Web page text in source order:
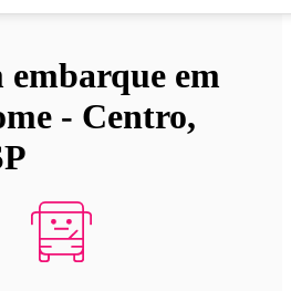
embarque em
- Centro,